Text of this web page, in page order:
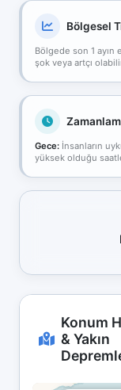
Bölgesel
Bölgede son 1
şok veya artçı
Gece: İnsanların
yüksek olduğu
Konum
& Yakın